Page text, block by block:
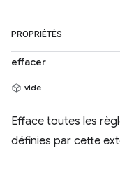
PROPRIÉTÉS
effacer
vide
Efface toutes les
définies par cette